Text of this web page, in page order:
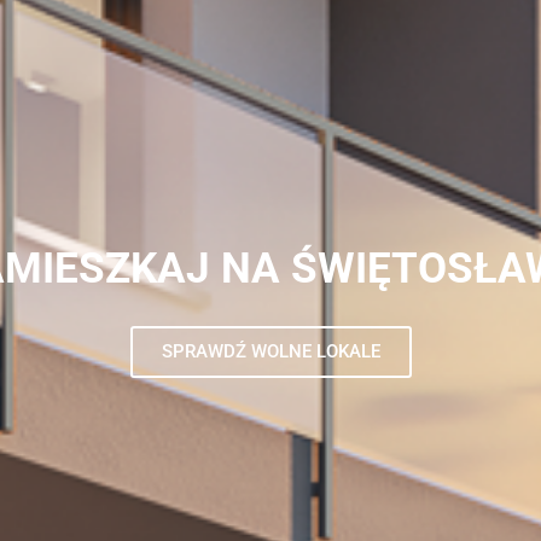
NA
SPRAWDŹ WOLNE LOKALE